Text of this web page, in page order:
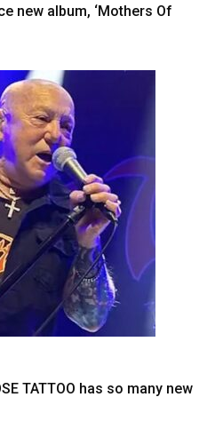
new album, ‘Mothers Of
TATTOO has so many new